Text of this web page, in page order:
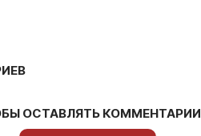
ОСТАВЛЯТЬ КОММЕНТАРИИ